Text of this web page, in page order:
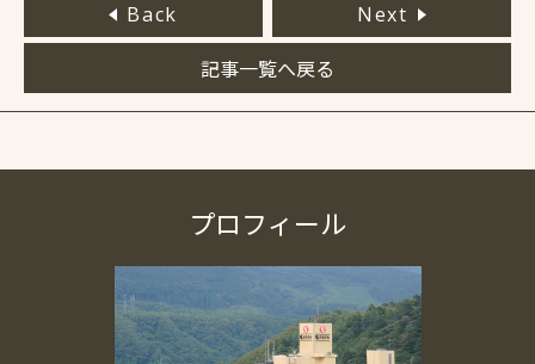
Back Next
記事一覧へ戻る
プロフィール